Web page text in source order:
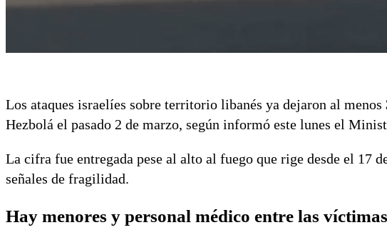
Los ataques israelíes sobre territorio libanés ya dejaron al menos
Hezbolá el pasado 2 de marzo, según informó este lunes el
La cifra fue entregada pese al alto al fuego que rige desde el 17
señales de fragilidad.
Hay menores y personal médico entre las víctimas